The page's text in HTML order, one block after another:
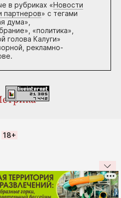
в рубриках «Новости
партнеров» с тегами
дума»,
«политика»,
голова Калуги»
рекламно-
18+